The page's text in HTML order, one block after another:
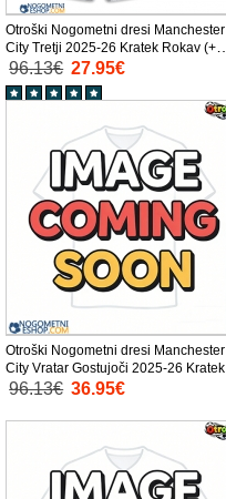
Otroški Nogometni dresi Manchester
City Tretji 2025-26 Kratek Rokav (+
Kratke hlače)
96.13€ 27.95€
Otroški Nogometni dresi Manchester
City Vratar Gostujoči 2025-26 Kratek
Rokav (+ Kratke hlače)
96.13€ 36.95€